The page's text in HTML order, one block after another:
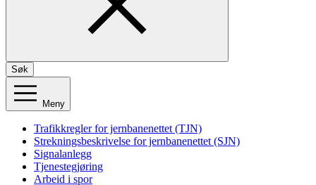
Søk
Meny
Trafikkregler for jernbanenettet (TJN)
Strekningsbeskrivelse for jernbanenettet (SJN)
Signalanlegg
Tjenestegjøring
Arbeid i spor